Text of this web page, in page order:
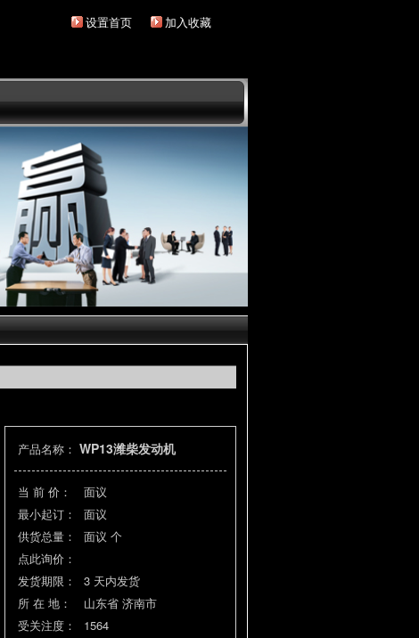
设置首页 加入收藏
产品名称： WP13潍柴发动机
当 前 价：
面议
最小起订：
面议
供货总量：
面议 个
点此询价：
发货期限：
3 天内发货
所 在 地：
山东省 济南市
受关注度：
1564